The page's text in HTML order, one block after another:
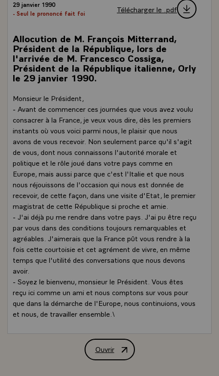
29 janvier 1990
- Seul le prononcé fait foi
Télécharger le .pdf
Allocution de M. François Mitterrand,
Président de la République, lors de
l'arrivée de M. Francesco Cossiga,
Président de la République italienne, Orly
le 29 janvier 1990.
Monsieur le Président,
- Avant de commencer ces journées que vous avez voulu
consacrer à la France, je veux vous dire, dès les premiers
instants où vous voici parmi nous, le plaisir que nous
avons de vous recevoir. Non seulement parce qu'il s'agit
de vous, dont nous connaissons l'autorité morale et
politique et le rôle joué dans votre pays comme en
Europe, mais aussi parce que c'est l'Italie et que nous
nous réjouissons de l'occasion qui nous est donnée de
recevoir, de cette façon, dans une visite d'Etat, le premier
magistrat de cette République si proche et amie.
- J'ai déjà pu me rendre dans votre pays. J'ai pu être reçu
par vous dans des conditions toujours remarquables et
agréables. J'aimerais que la France pût vous rendre à la
fois cette courtoisie et cet agrément de vivre, en même
temps que l'utilité des conversations que nous devons
avoir.
- Soyez le bienvenu, monsieur le Président. Vous êtes
reçu ici comme un ami et nous comptons sur vous pour
que dans la démarche de l'Europe, nous continuions, vous
et nous, de travailler ensemble.\
Ouvrir
Allocution de M. François Mitterrand,